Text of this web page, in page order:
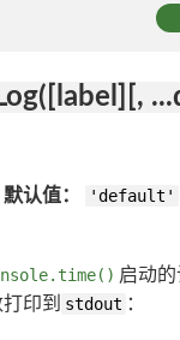
默认值：
'default'
启动
印到 stdout ：